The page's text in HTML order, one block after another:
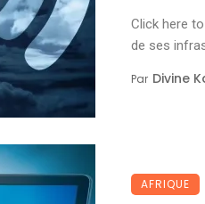
Click here
de ses
Par Divine
AFRIQUE